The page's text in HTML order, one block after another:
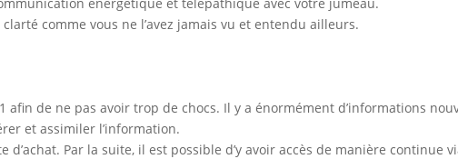
comme vous ne l’avez jamais vu et entendu ailleurs.
de ne pas avoir trop de chocs. Il y a énormément d’informations
et assimiler l’information.
Par la suite, il est possible d’y avoir accès de manière continue